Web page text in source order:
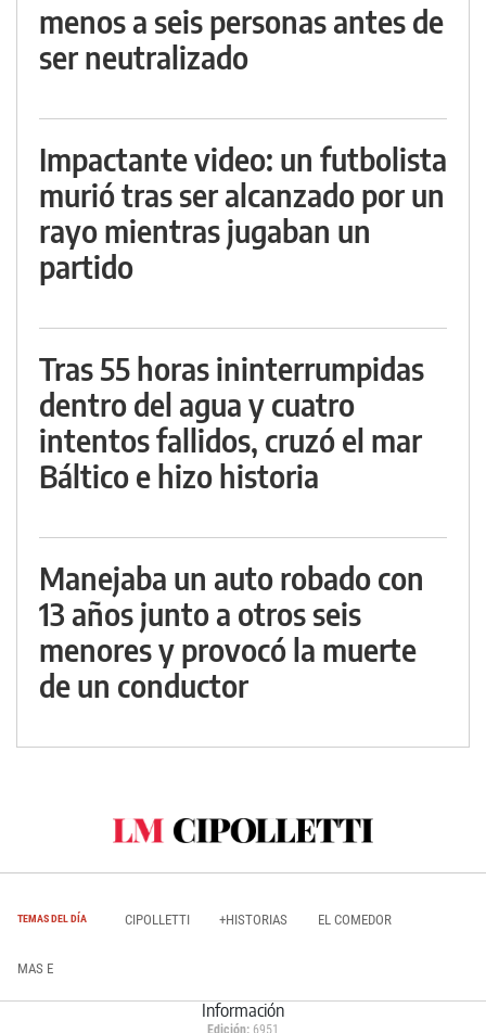
menos a seis personas antes de
ser neutralizado
Impactante video: un futbolista
murió tras ser alcanzado por un
rayo mientras jugaban un
partido
Tras 55 horas ininterrumpidas
dentro del agua y cuatro
intentos fallidos, cruzó el mar
Báltico e hizo historia
Manejaba un auto robado con
13 años junto a otros seis
menores y provocó la muerte
de un conductor
TEMAS DEL DÍA CIPOLLETTI +HISTORIAS EL COMEDOR
MAS E
Información